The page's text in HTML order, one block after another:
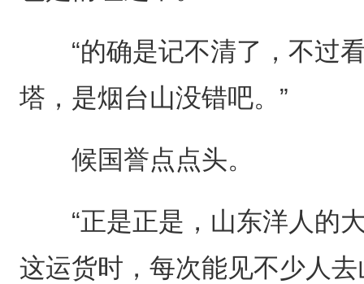
“的确是记不清了，不过看
塔，是烟台山没错吧。”
候国誉点点头。
“正是正是，山东洋人的大
这运货时，每次能见不少人去